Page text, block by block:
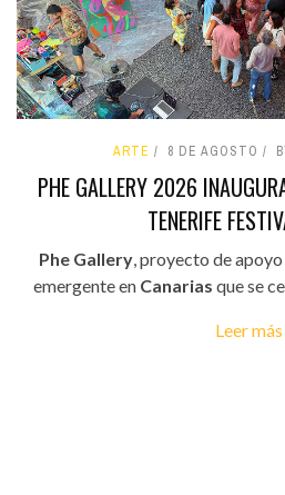
ARTE 8 DE AGOSTO
PHE GALLERY 2026
TENERIFE
Phe Gallery, proyecto de
emergente en Canarias que se
Leer más